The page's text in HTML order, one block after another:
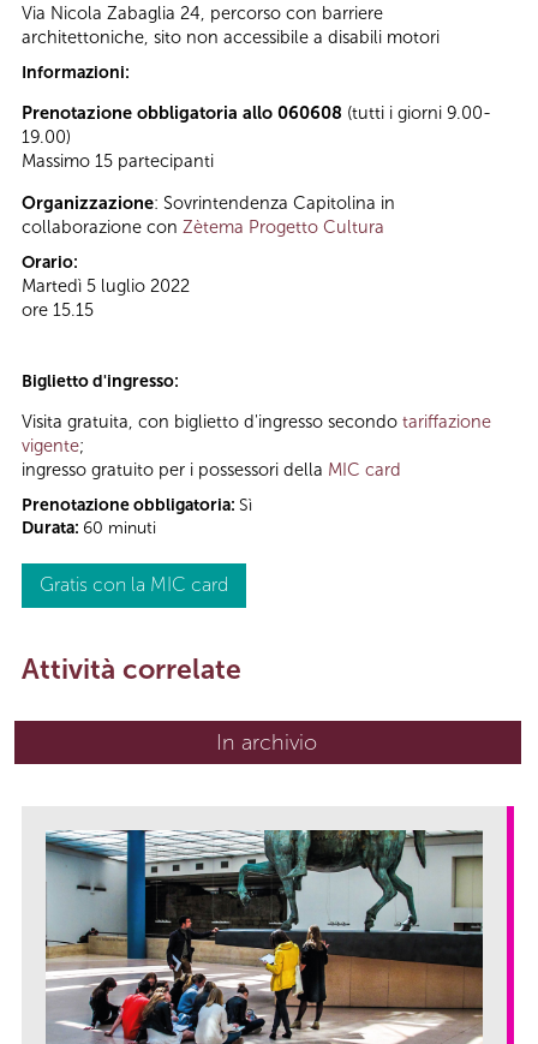
Via Nicola Zabaglia 24, percorso con barriere
architettoniche, sito non accessibile a disabili motori
Informazioni:
Prenotazione obbligatoria allo 060608 (tutti i giorni 9.00-
19.00)
Massimo 15 partecipanti
Organizzazione: Sovrintendenza Capitolina in
collaborazione con Zètema Progetto Cultura
Orario:
Martedì 5 luglio 2022
ore 15.15
Biglietto d'ingresso:
Visita gratuita, con biglietto d'ingresso secondo tariffazione
vigente;
ingresso gratuito per i possessori della MIC card
Prenotazione obbligatoria: Sì
Durata: 60 minuti
Gratis con la MIC card
Attività correlate
In archivio